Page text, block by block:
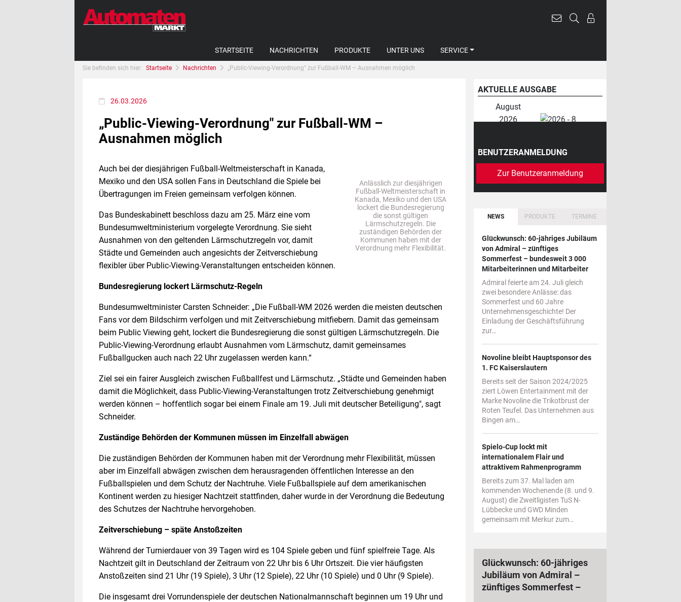
STARTSEITE NACHRICHTEN PRODUKTE UNTER UNS SERVICE
Sie befinden sich hier: Startseite Nachrichten „Public-Viewing-Verordnung" zur Fußball-WM – Ausnahmen möglich
26.03.2026
„Public-Viewing-Verordnung" zur Fußball-WM –
Ausnahmen möglich
Anlässlich zur diesjährigen
Fußball-Weltmeisterschaft in
Kanada, Mexiko und den USA
lockert die Bundesregierung
die sonst gültigen
Lärmschutzregeln. Die
zuständigen Behörden der
Kommunen haben mit der
Verordnung mehr Flexibilität.
Auch bei der diesjährigen Fußball-Weltmeisterschaft in Kanada,
Mexiko und den USA sollen Fans in Deutschland die Spiele bei
Übertragungen im Freien gemeinsam verfolgen können.
Das Bundeskabinett beschloss dazu am 25. März eine vom
Bundesumweltministerium vorgelegte Verordnung. Sie sieht
Ausnahmen von den geltenden Lärmschutzregeln vor, damit
Städte und Gemeinden auch angesichts der Zeitverschiebung
flexibler über Public-Viewing-Veranstaltungen entscheiden können.
Bundesregierung lockert Lärmschutz-Regeln
Bundesumweltminister Carsten Schneider: „Die Fußball-WM 2026 werden die meisten deutschen
Fans vor dem Bildschirm verfolgen und mit Zeitverschiebung mitfiebern. Damit das gemeinsam
beim Public Viewing geht, lockert die Bundesregierung die sonst gültigen Lärmschutzregeln. Die
Public-Viewing-Verordnung erlaubt Ausnahmen vom Lärmschutz, damit gemeinsames
Fußballgucken auch nach 22 Uhr zugelassen werden kann.“
Ziel sei ein fairer Ausgleich zwischen Fußballfest und Lärmschutz. „Städte und Gemeinden haben
damit die Möglichkeit, dass Public-Viewing-Veranstaltungen trotz Zeitverschiebung genehmigt
werden können – hoffentlich sogar bei einem Finale am 19. Juli mit deutscher Beteiligung", sagt
Schneider.
Zuständige Behörden der Kommunen müssen im Einzelfall abwägen
Die zuständigen Behörden der Kommunen haben mit der Verordnung mehr Flexibilität, müssen
aber im Einzelfall abwägen zwischen dem herausragenden öffentlichen Interesse an den
Fußballspielen und dem Schutz der Nachtruhe. Viele Fußballspiele auf dem amerikanischen
Kontinent werden zu hiesiger Nachtzeit stattfinden, daher wurde in der Verordnung die Bedeutung
des Schutzes der Nachtruhe hervorgehoben.
Zeitverschiebung – späte Anstoßzeiten
Während der Turnierdauer von 39 Tagen wird es 104 Spiele geben und fünf spielfreie Tage. Als
Nachtzeit gilt in Deutschland der Zeitraum von 22 Uhr bis 6 Uhr Ortszeit. Die vier häufigsten
Anstoßzeiten sind 21 Uhr (19 Spiele), 3 Uhr (12 Spiele), 22 Uhr (10 Spiele) und 0 Uhr (9 Spiele).
Die insgesamt drei Vorrundenspiele der deutschen Nationalmannschaft beginnen um 19 Uhr und
AKTUELLE AUSGABE
August
2026
BENUTZERANMELDUNG
Zur Benutzeranmeldung
NEWS PRODUKTE TERMINE
Glückwunsch: 60-jähriges Jubiläum
von Admiral – zünftiges
Sommerfest – bundesweit 3 000
Mitarbeiterinnen und Mitarbeiter
Admiral feierte am 24. Juli gleich
zwei besondere Anlässe: das
Sommerfest und 60 Jahre
Unternehmensgeschichte! Der
Einladung der Geschäftsführung
zur…
Novoline bleibt Hauptsponsor des
1. FC Kaiserslautern
Bereits seit der Saison 2024/2025
ziert Löwen Entertainment mit der
Marke Novoline die Trikotbrust der
Roten Teufel. Das Unternehmen aus
Bingen am…
Spielo-Cup lockt mit
internationalem Flair und
attraktivem Rahmenprogramm
Bereits zum 37. Mal laden am
kommenden Wochenende (8. und 9.
August) die Zweitligisten TuS N-
Lübbecke und GWD Minden
gemeinsam mit Merkur zum…
Glückwunsch: 60-jähriges
Jubiläum von Admiral –
zünftiges Sommerfest –